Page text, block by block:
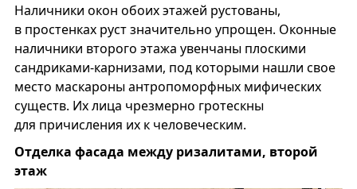
Наличники окон обоих этажей рустованы,
в простенках руст значительно упрощен. Оконные
наличники второго этажа увенчаны плоскими
сандриками-карнизами, под которыми нашли свое
место маскароны антропоморфных мифических
существ. Их лица чрезмерно гротескны
для причисления их к человеческим.
Отделка фасада между ризалитами, второй
этаж